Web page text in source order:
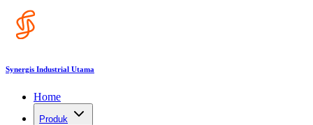
Synergis Industrial Utama
Home
Produk